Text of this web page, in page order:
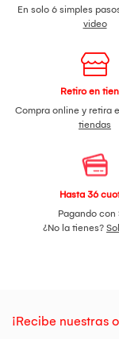
En solo 6 simples
video
Retiro en
Compra online y retira
tiendas
Hasta 36
Pagando con
¿No la tienes?
¡Recibe nuestras